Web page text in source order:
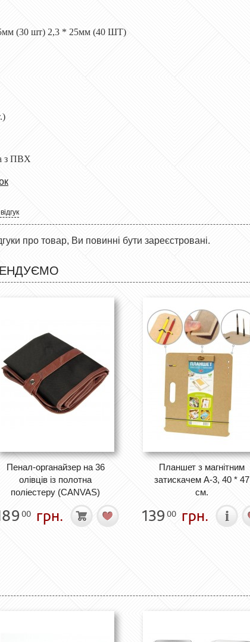
шт) 2,3 * 25мм (40 ШТ)
про товар, Ви повинні бути зареєстровані.
Пенал-органайзер на 36
олівців із полотна
поліестеру (CANVAS)
00 грн.
Планшет з магнітним
затискачем А-3, 40 * 47
см.
139 00 грн.